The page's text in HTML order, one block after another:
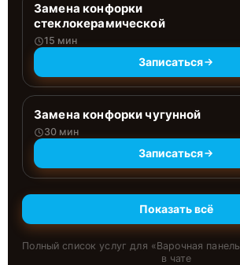
Замена конфорки
стеклокерамической
15 мин
Записаться
Замена конфорки чугунной
30 мин
Записаться
Показать всё
Полный список услуг для «Варочная панель
в чате